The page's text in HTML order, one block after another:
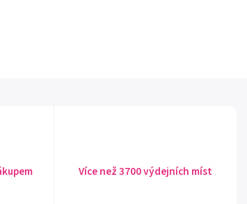
Více než 3700 výdejních míst